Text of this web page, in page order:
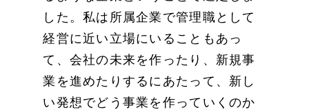
した。私は所属企業で管理職として
経営に近い立場にいることもあっ
て、会社の未来を作ったり、新規事
業を進めたりするにあたって、新し
い発想でどう事業を作っていくのか